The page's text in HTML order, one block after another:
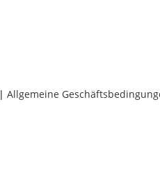
| Allgemeine